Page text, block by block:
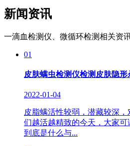
新闻资讯
一滴血检测仪、微循环检测相关资
01
皮肤螨虫检测仪检测皮肤隐形
2022-01-04
皮脂螨活性较弱，潜藏较深
们越活越精致的今天，大家
到底是什么与...